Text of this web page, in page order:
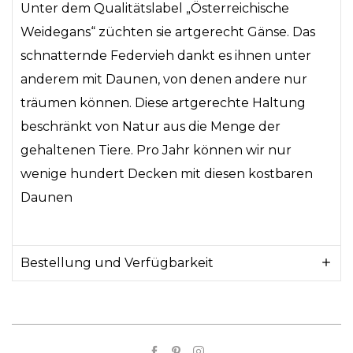
Unter dem Qualitätslabel „Österreichische
Weidegans“ züchten sie artgerecht Gänse. Das
schnatternde Federvieh dankt es ihnen unter
anderem mit Daunen, von denen andere nur
träumen können. Diese artgerechte Haltung
beschränkt von Natur aus die Menge der
gehaltenen Tiere. Pro Jahr können wir nur
wenige hundert Decken mit diesen kostbaren
Daunen
Bestellung und Verfügbarkeit